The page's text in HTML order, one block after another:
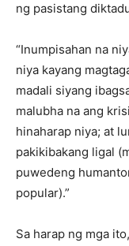
ng pasistang
“Inumpisahan na
niya kayang
madali siyang
malubha na ang
hinaharap niya; at
pakikibakang ligal
puwedeng
popular).”
Sa harap ng mga